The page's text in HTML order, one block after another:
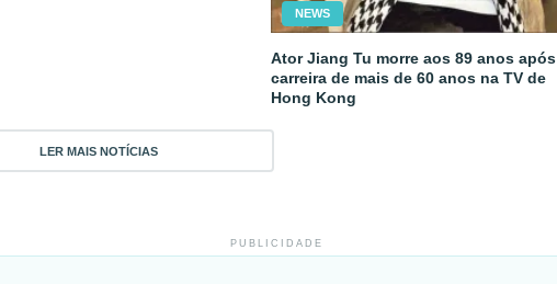
NEWS
Ator Jiang Tu morre aos 89 anos após
carreira de mais de 60 anos na TV de
Hong Kong
LER MAIS NOTÍCIAS
PUBLICIDADE